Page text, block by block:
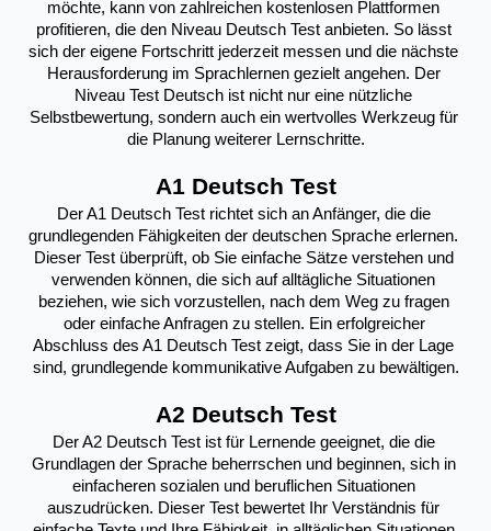
möchte, kann von zahlreichen kostenlosen Plattformen
profitieren, die den Niveau Deutsch Test anbieten. So lässt
sich der eigene Fortschritt jederzeit messen und die nächste
Herausforderung im Sprachlernen gezielt angehen. Der
Niveau Test Deutsch ist nicht nur eine nützliche
Selbstbewertung, sondern auch ein wertvolles Werkzeug für
die Planung weiterer Lernschritte.
A1 Deutsch Test
Der A1 Deutsch Test richtet sich an Anfänger, die die
grundlegenden Fähigkeiten der deutschen Sprache erlernen.
Dieser Test überprüft, ob Sie einfache Sätze verstehen und
verwenden können, die sich auf alltägliche Situationen
beziehen, wie sich vorzustellen, nach dem Weg zu fragen
oder einfache Anfragen zu stellen. Ein erfolgreicher
Abschluss des A1 Deutsch Test zeigt, dass Sie in der Lage
sind, grundlegende kommunikative Aufgaben zu bewältigen.
A2 Deutsch Test
Der A2 Deutsch Test ist für Lernende geeignet, die die
Grundlagen der Sprache beherrschen und beginnen, sich in
einfacheren sozialen und beruflichen Situationen
auszudrücken. Dieser Test bewertet Ihr Verständnis für